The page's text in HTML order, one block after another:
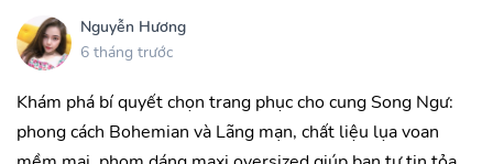
Nguyễn Hương
6 tháng trước
Khám phá bí quyết chọn trang phục cho cung Song Ngư:
phong cách Bohemian và Lãng mạn, chất liệu lụa voan